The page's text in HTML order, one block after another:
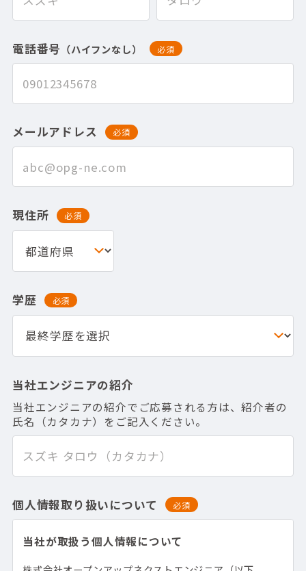
電話番号 （ハイフンなし） 必須
メールアドレス 必須
現住所 必須
学歴 必須
当社エンジニアの紹介
当社エンジニアの紹介でご応募される方は、紹介者の
氏名（カタカナ）をご記入ください。
個人情報取り扱いについて 必須
当社が取扱う個人情報について